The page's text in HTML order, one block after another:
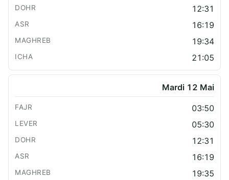
12:31
16:19
19:34
21:05
Mardi 12 Mai
03:50
05:30
12:31
16:19
19:35